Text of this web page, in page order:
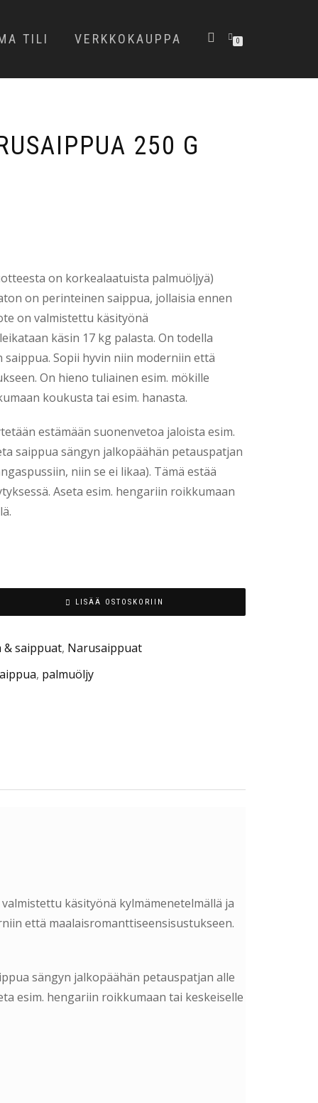
TILI VERKKOKAUPPA 0
250 G
on korkealaatuista palmuöljyä)
on perinteinen saippua, jollaisia ennen
on valmistettu käsityönä
käsin 17 kg palasta. On todella
Sopii hyvin niin moderniin että
On hieno tuliainen esim. mökille
koukusta tai esim. hanasta.
estämään suonenvetoa jaloista esim.
saippua sängyn jalkopäähän petauspatjan
niin se ei likaa). Tämä estää
Aseta esim. hengariin roikkumaan
LISÄÄ OSTOSKORIIN
& saippuat, Narusaippuat
, palmuöljy
käsityönä kylmämenetelmällä ja
että maalaisromanttiseensisustukseen.
sängyn jalkopäähän petauspatjan alle
esim. hengariin roikkumaan tai keskeiselle